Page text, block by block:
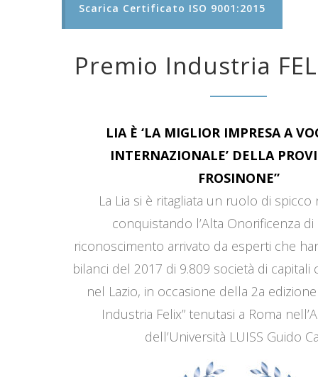
Scarica Certificato ISO 9001:2015
Premio Industria
LIA È ‘LA MIGLIOR IMPRESA A
INTERNAZIONALE’ DELLA
FROSINONE”
La Lia si è ritagliata un ruolo di
conquistando l’Alta Onorificenza di
riconoscimento arrivato da esperti che
bilanci del 2017 di 9.809 società di capitali
nel Lazio, in occasione della 2a
Industria Felix” tenutasi a Roma
dell’Università LUISS Guido